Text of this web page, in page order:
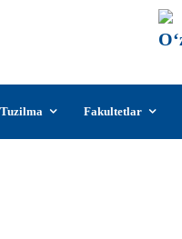
Tuzilma Fakultetlar